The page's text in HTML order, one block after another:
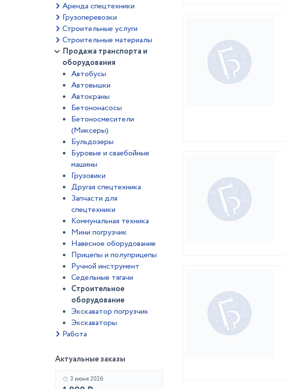
Аренда спецтехники
Грузоперевозки
Строительные услуги
Строительные материалы
Продажа транспорта и
оборудования
Автобусы
Автовышки
Автокраны
Бетононасосы
Бетоносмесители
(Миксеры)
Бульдозеры
Буровые и сваебойные
машины
Грузовики
Другая спецтехника
Запчасти для
спецтехники
Коммунальная техника
Мини погрузчик
Навесное оборудование
Прицепы и полуприцепы
Ручной инструмент
Седельные тягачи
Строительное
оборудование
Экскаватор погрузчик
Экскаваторы
Работа
Актуальные заказы
3 июня 2026